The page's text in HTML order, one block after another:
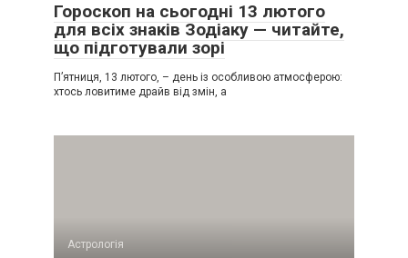
Гороскоп на сьогодні 13 лютого
для всіх знаків Зодіаку — читайте,
що підготували зорі
П’ятниця, 13 лютого, – день із особливою атмосферою:
хтось ловитиме драйв від змін, а
Астрологія